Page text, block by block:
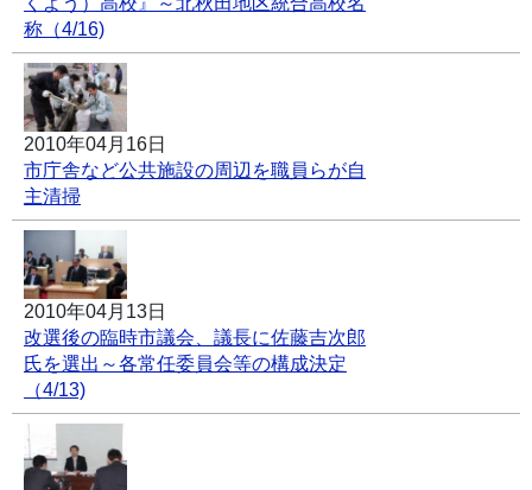
称（4/16)
2010年04月16日
市庁舎など公共施設の周辺を職員らが自
主清掃
2010年04月13日
改選後の臨時市議会、議長に佐藤吉次郎
氏を選出～各常任委員会等の構成決定
（4/13)